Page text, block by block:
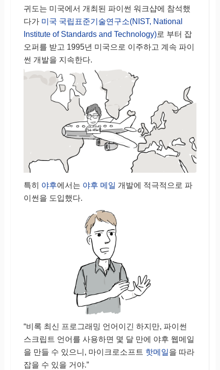
귀도는 미국에서 개최된 파이썬 워크샵에 참석했
다가 미국 국립표준기술연구소(NIST, National
Institute of Standards and Technology)로 부터 잡
오퍼를 받고 1995년 미국으로 이주하고 계속 파이
썬 개발을 지속한다.
특히 야후에서는 야후 메일 개발에 적극적으로 파
이썬을 도입했다.
“비록 최신 프로그래밍 언어이긴 하지만, 파이썬
스크립트 언어를 사용하면 몇 달 만에 야후 웹메일
을 만들 수 있으니, 마이크로소프트 핫메일을 따라
잡을 수 있을 거야.”